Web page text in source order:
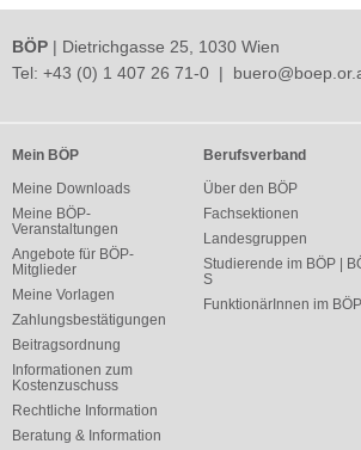
BÖP | Dietrichgasse 25, 1030 Wien
Tel: +43 (0) 1 407 26 71-0 |
Mein BÖP
Meine Downloads
Meine BÖP-
Veranstaltungen
Angebote für BÖP-
Mitglieder
Meine Vorlagen
Zahlungsbestätigungen
Beitragsordnung
Informationen zum
Kostenzuschuss
Rechtliche Information
Beratung & Information
Berufsverband
Über den BÖP
Fachsektionen
Landesgruppen
Studierende im BÖP |
S
FunktionärInnen im BÖP